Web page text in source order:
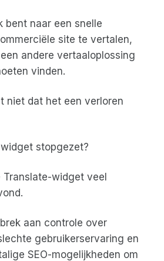
bent naar een snelle
site te vertalen,
andere vertaaloplossing
vinden.
niet dat het een verloren
stopgezet?
Translate-widget veel
aan controle over
gebruikerservaring en
SEO-mogelijkheden om